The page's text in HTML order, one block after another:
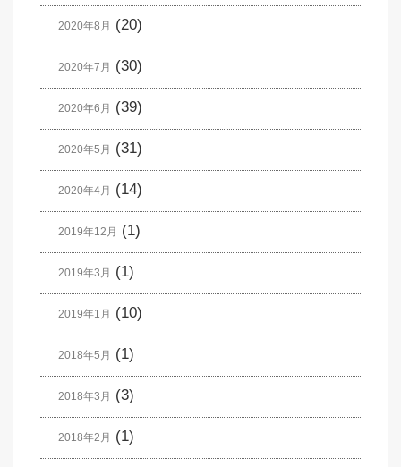
2020年8月 (20)
2020年7月 (30)
2020年6月 (39)
2020年5月 (31)
2020年4月 (14)
2019年12月 (1)
2019年3月 (1)
2019年1月 (10)
2018年5月 (1)
2018年3月 (3)
2018年2月 (1)